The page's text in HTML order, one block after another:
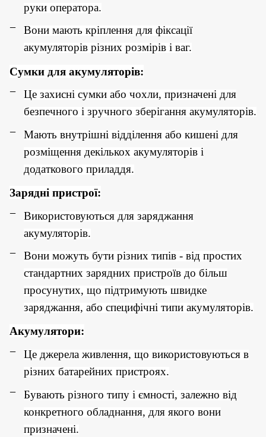
руки оператора.
Вони мають кріплення для фіксації
акумуляторів різних розмірів і ваг.
Сумки для акумуляторів:
Це захисні сумки або чохли, призначені для
безпечного і зручного зберігання акумуляторів.
Мають внутрішні відділення або кишені для
розміщення декількох акумуляторів і
додаткового приладдя.
Зарядні пристрої:
Використовуються для заряджання
акумуляторів.
Вони можуть бути різних типів - від простих
стандартних зарядних пристроїв до більш
просунутих, що підтримують швидке
заряджання, або специфічні типи акумуляторів.
Акумулятори:
Це джерела живлення, що використовуються в
різних батарейних пристроях.
Бувають різного типу і ємності, залежно від
конкретного обладнання, для якого вони
призначені.